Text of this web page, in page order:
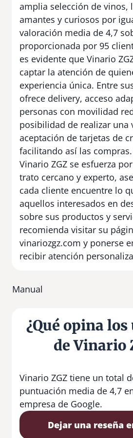
amplia selección de vinos,
amantes y curiosos por
valoración media de 4,7
proporcionada por 95
es evidente que Vinario
captar la atención de
experiencia única. Entre
ofrece delivery, acceso
personas con movilidad
posibilidad de realizar una
aceptación de tarjetas de
facilitando así las
Vinario ZGZ se esfuerza
trato cercano y experto,
cada cliente encuentre lo
aquellos interesados en
sobre sus productos y
recomienda visitar su
vinariozgz.com y ponerse
recibir atención
Manual
¿Qué opina
de Vinario
Vinario ZGZ tiene un total
puntuación media de 4,7
empresa de Google.
Dejar una reseña